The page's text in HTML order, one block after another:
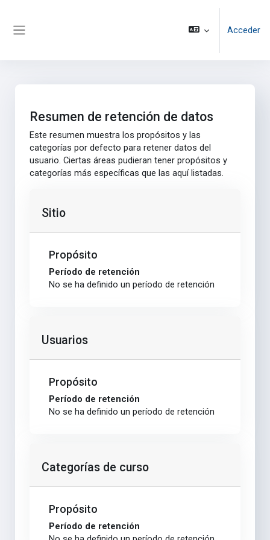
Acceder
Resumen de retención de datos
Este resumen muestra los propósitos y las
categorías por defecto para retener datos del
usuario. Ciertas áreas pudieran tener propósitos y
categorías más específicas que las aquí listadas.
Sitio
Propósito
Período de retención
No se ha definido un período de retención
Usuarios
Propósito
Período de retención
No se ha definido un período de retención
Categorías de curso
Propósito
Período de retención